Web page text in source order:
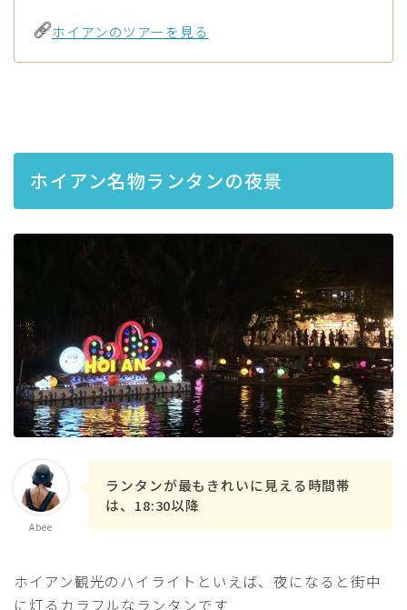
ホイアンのツアーを見る
ホイアン名物ランタンの夜景
Abee
ランタンが最もきれいに見える時間帯
は、18:30以降
ホイアン観光のハイライトといえば、夜になると街中
に灯るカラフルなランタンです